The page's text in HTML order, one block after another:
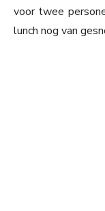
voor twee
lunch nog van